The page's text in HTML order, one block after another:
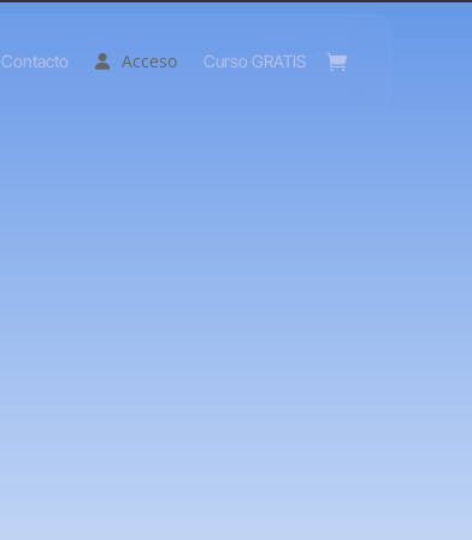
Contacto Acceso Curso GRATIS